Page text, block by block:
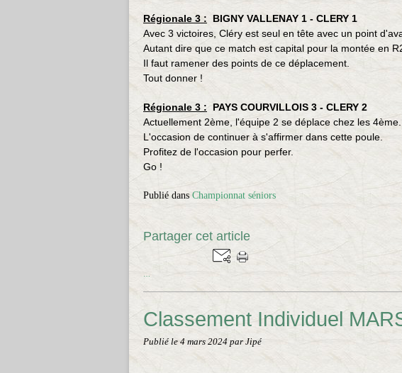
Régionale 3 : BIGNY VALLENAY 1 - CLERY 1
Avec 3 victoires, Cléry est seul en tête avec un point
Autant dire que ce match est capital pour la montée en
Il faut ramener des points de ce déplacement.
Tout donner !
Régionale 3 :PAYS COURVILLOIS 3 - CLERY 2
Actuellement 2ème, l'équipe 2 se déplace chez les 4ème.
L'occasion de continuer à s'affirmer dans cette poule.
Profitez de l'occasion pour perfer.
Go !
Publié dans Championnat séniors
Partager cet article
Classement Individuel
Publié le 4 mars 2024 par Jipé